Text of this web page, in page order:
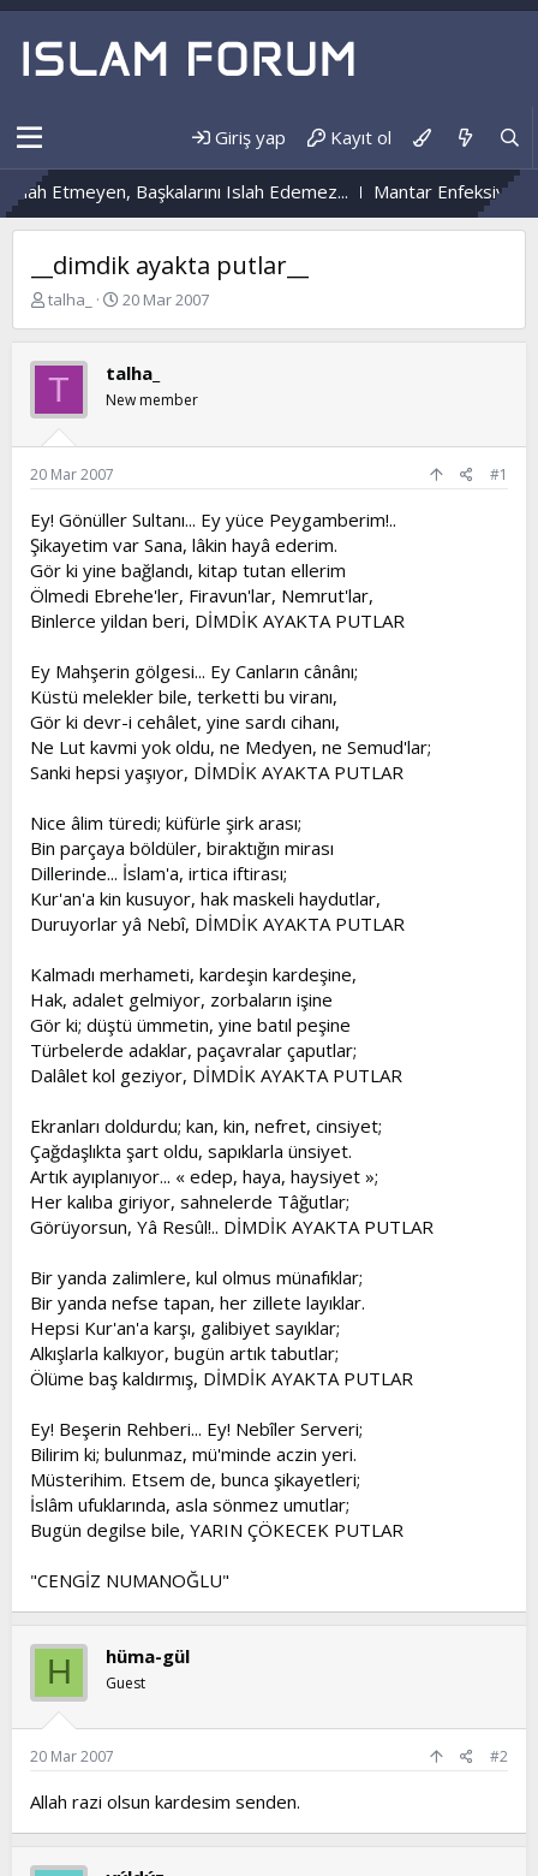
Giriş yap Kayıt ol
Etmeyen, Başkalarını Islah Edemez... Mantar Enfeksiyonu
__dimdik ayakta putlar__
K
b
u
u
b
a
l
t
a
n
talha_
B
a
n
ı
a
i
h
i
20 Mar 2007
T talha_
New member
20 Mar 2007 #1
Ey! Gönüller Sultanı... Ey yüce Peygamberim!..
Şikayetim var Sana, lâkin hayâ ederim.
Gör ki yine bağlandı, kitap tutan ellerim
Ölmedi Ebrehe'ler, Firavun'lar, Nemrut'lar,
Binlerce yildan beri, DİMDİK AYAKTA PUTLAR
Ey Mahşerin gölgesi... Ey Canların cânânı;
Küstü melekler bile, terketti bu viranı,
Gör ki devr-i cehâlet, yine sardı cihanı,
Ne Lut kavmi yok oldu, ne Medyen, ne Semud'lar;
Sanki hepsi yaşıyor, DİMDİK AYAKTA PUTLAR
Nice âlim türedi; küfürle şirk arası;
Bin parçaya böldüler, biraktığın mirası
Dillerinde... İslam'a, irtica iftirası;
Kur'an'a kin kusuyor, hak maskeli haydutlar,
Duruyorlar yâ Nebî, DİMDİK AYAKTA PUTLAR
Kalmadı merhameti, kardeşin kardeşine,
Hak, adalet gelmiyor, zorbaların işine
Gör ki; düştü ümmetin, yine batıl peşine
Türbelerde adaklar, paçavralar çaputlar;
Dalâlet kol geziyor, DİMDİK AYAKTA PUTLAR
Ekranları doldurdu; kan, kin, nefret, cinsiyet;
Çağdaşlıkta şart oldu, sapıklarla ünsiyet.
Artık ayıplanıyor... « edep, haya, haysiyet »;
Her kalıba giriyor, sahnelerde Tâğutlar;
Görüyorsun, Yâ Resûl!.. DİMDİK AYAKTA PUTLAR
Bir yanda zalimlere, kul olmus münafıklar;
Bir yanda nefse tapan, her zillete layıklar.
Hepsi Kur'an'a karşı, galibiyet sayıklar;
Alkışlarla kalkıyor, bugün artık tabutlar;
Ölüme baş kaldırmış, DİMDİK AYAKTA PUTLAR
Ey! Beşerin Rehberi... Ey! Nebîler Serveri;
Bilirim ki; bulunmaz, mü'minde aczin yeri.
Müsterihim. Etsem de, bunca şikayetleri;
İslâm ufuklarında, asla sönmez umutlar;
Bugün degilse bile, YARIN ÇÖKECEK PUTLAR
"CENGİZ NUMANOĞLU"
H hüma-gül
Guest
20 Mar 2007 #2
Allah razi olsun kardesim senden.